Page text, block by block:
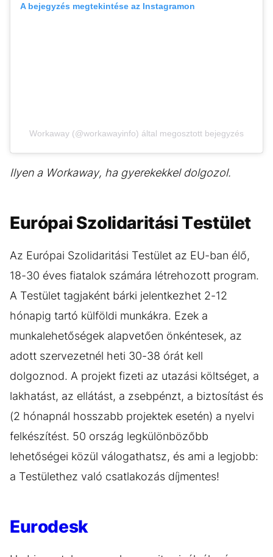
A bejegyzés megtekintése az Instagramon
Workaway (@workawayinfo) által megosztott bejegyzés
Ilyen a Workaway, ha gyerekekkel dolgozol.
Európai Szolidaritási Testület
Az Európai Szolidaritási Testület az EU-ban élő,
18-30 éves fiatalok számára létrehozott program.
A Testület tagjaként bárki jelentkezhet 2-12
hónapig tartó külföldi munkákra. Ezek a
munkalehetőségek alapvetően önkéntesek, az
adott szervezetnél heti 30-38 órát kell
dolgoznod. A projekt fizeti az utazási költséget, a
lakhatást, az ellátást, a zsebpénzt, a biztosítást és
(2 hónapnál hosszabb projektek esetén) a nyelvi
felkészítést. 50 ország legkülönbözőbb
lehetőségei közül válogathatsz, és ami a legjobb:
a Testülethez való csatlakozás díjmentes!
Eurodesk